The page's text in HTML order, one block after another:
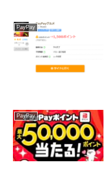
PayPay
PayPay